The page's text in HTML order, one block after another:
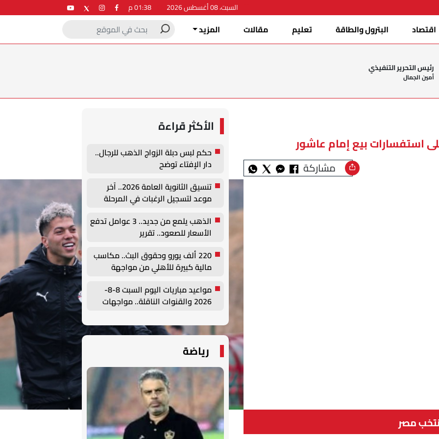
السبت، 08 أغسطس 2026
اقتصاد البترول والطاقة تعليم مقالات المزيد
رئيس التحرير التنفيذي
أمين الجمال
استفسارات بيع إمام عاشور
مشاركة
مصر
الأكثر قراءة
حكم لبس دبلة الزواج الذهب للرجال..
دار الإفتاء توضح
تنسيق الثانوية العامة 2026.. آخر
موعد لتسجيل الرغبات في المرحلة
الذهب يلمع من جديد.. 3 عوامل تدفع
الأسعار للصعود.. تقرير
220 ألف يورو وحقوق البث.. مكاسب
مالية كبيرة للأهلي من مواجهة
برشلونة في كأس خوان جامبر
مواعيد مباريات اليوم السبت 8-8-
2026 والقنوات الناقلة.. مواجهات
رياضة